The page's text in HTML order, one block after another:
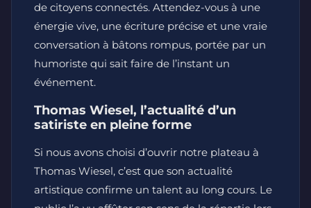
de citoyens connectés. Attendez-vous à une
énergie vive, une écriture précise et une vraie
conversation à bâtons rompus, portée par un
humoriste qui sait faire de l’instant un
événement.
Thomas Wiesel, l’actualité d’un
satiriste en pleine forme
Si nous avons choisi d’ouvrir notre plateau à
Thomas Wiesel, c’est que son actualité
artistique confirme un talent au long cours. Le